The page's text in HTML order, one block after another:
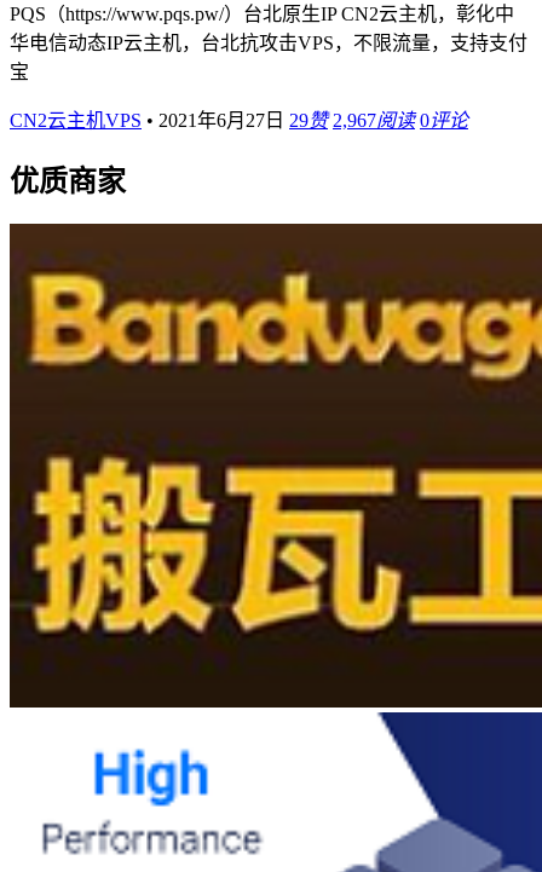
PQS（https://www.pqs.pw/）台北原生IP CN2云主机，彰化中
华电信动态IP云主机，台北抗攻击VPS，不限流量，支持支付
宝
CN2云主机VPS • 2021年6月27日 29赞 2,967阅读 0评论
优质商家